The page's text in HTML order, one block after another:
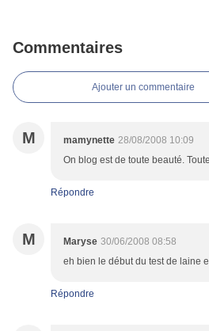
Commentaires
Ajouter un commentaire
M mamynette 28/08/2008 10:09
On blog est de toute beauté.
Répondre
M Maryse 30/06/2008 08:58
eh bien le début du test de laine
Répondre